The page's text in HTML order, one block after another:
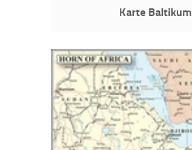
Karte Baltikum